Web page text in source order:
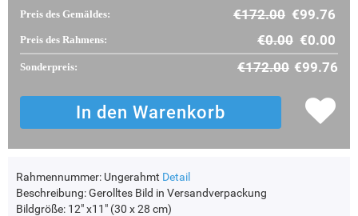
Preis des Gemäldes: €172.00 €99.76
Preis des Rahmens: €0.00 €0.00
Sonderpreis: €172.00 €99.76
Rahmennummer: Ungerahmt Detail
Beschreibung:Gerolltes Bild in Versandverpackung
Bildgröße: 12" x11" (30 x 28 cm)